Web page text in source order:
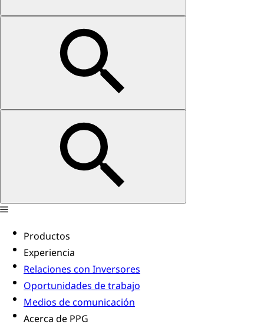
Productos
Experiencia
Relaciones con Inversores
Oportunidades de trabajo
Medios de comunicación
Acerca de PPG